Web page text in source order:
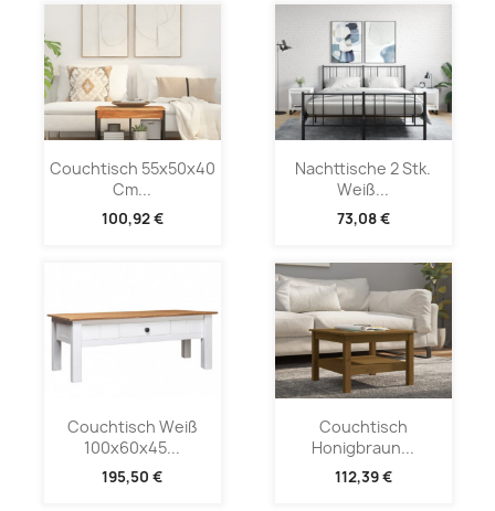
Couchtisch 55x50x40
Cm...
100,92 €
Nachttische 2 Stk.
Weiß...
73,08 €
Couchtisch Weiß
100x60x45...
195,50 €
Couchtisch
Honigbraun...
112,39 €